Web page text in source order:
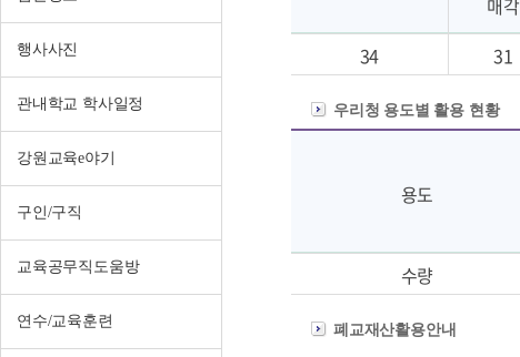
행사사진
관내학교 학사일정
강원교육e야기
구인/구직
교육공무직도움방
연수/교육훈련
매각
34
31
우리청 용도별 활용 현황
용도
수량
폐교재산활용안내